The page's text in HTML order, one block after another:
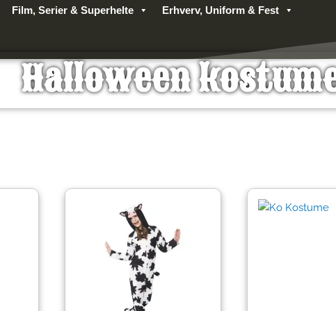
Film, Serier & Superhelte Erhverv, Uniform & Fest
Halloween